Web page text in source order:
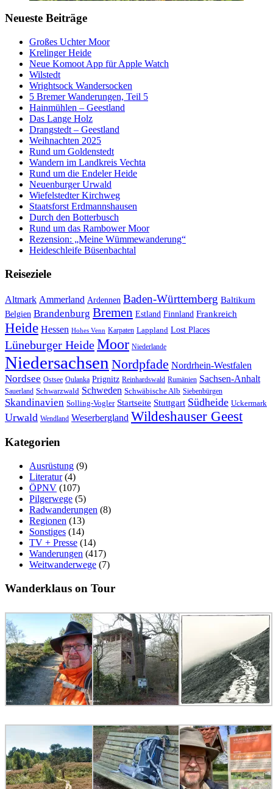
Neueste Beiträge
Großes Uchter Moor
Krelinger Heide
Neue Komoot App für Apple Watch
Wilstedt
Wrightsock Wandersocken
5 Bremer Wanderungen, Teil 5
Hainmühlen – Geestland
Das Lange Holz
Drangstedt – Geestland
Weihnachten 2025
Rund um Goldenstedt
Wandern im Landkreis Vechta
Rund um die Endeler Heide
Neuenburger Urwald
Wiefelstedter Kirchweg
Staatsforst Erdmannshausen
Durch den Botterbusch
Rund um das Rambower Moor
Rezension: „Meine Wümmewanderung“
Heideschleife Büsenbachtal
Reiseziele
Altmark Ammerland Ardennen Baden-Württemberg Baltikum
Belgien Brandenburg Bremen Estland Finnland Frankreich
Heide Hessen Hohes Venn Karpaten Lappland Lost Places
Lüneburger HeideMoor Niederlande
Niedersachsen Nordpfade Nordrhein-Westfalen
Nordsee Ostsee Oulanka Prignitz Reinhardswald Rumänien Sachsen-Anhalt
Sauerland Schwarzwald Schweden Schwäbische Alb Siebenbürgen
Skandinavien Solling-Vogler Startseite Stuttgart Südheide Uckermark
Urwald Wendland Weserbergland Wildeshauser Geest
Kategorien
Ausrüstung (9)
Literatur(4)
ÖPNV (107)
Pilgerwege (5)
Radwanderungen (8)
Regionen (13)
Sonstiges (14)
TV + Presse (14)
Wanderungen (417)
Weitwanderwege (7)
Wanderklaus on Tour